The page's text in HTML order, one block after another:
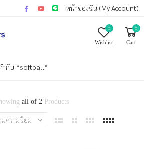
หน้าของฉัน (My Account)
0
Wishlist
0
Cart
ำกับ “softball”
all of 2 Products